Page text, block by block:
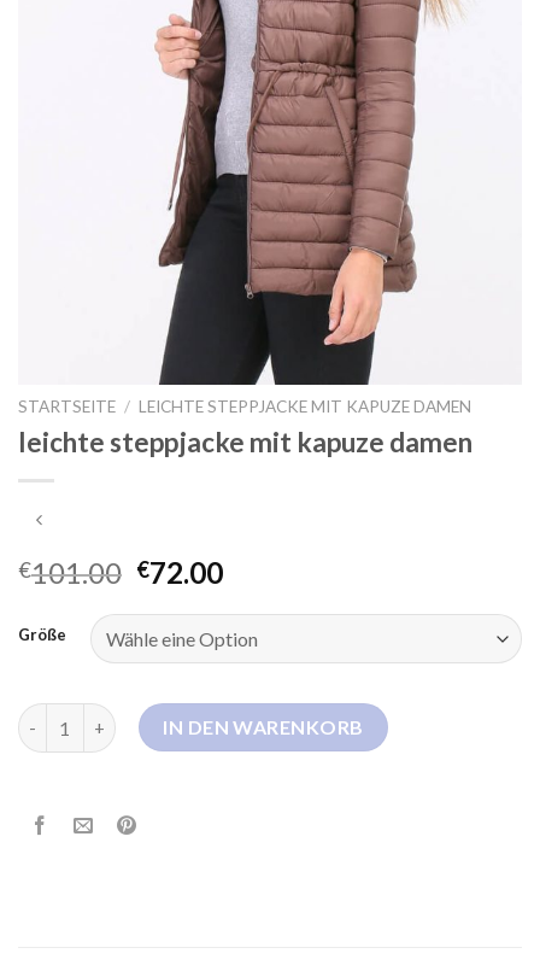
STARTSEITE / LEICHTE STEPPJACKE MIT KAPUZE DAMEN
leichte steppjacke mit kapuze damen
€101.00 €72.00
Größe
leichte steppjacke mit kapuze damen Menge
IN DEN WARENKORB